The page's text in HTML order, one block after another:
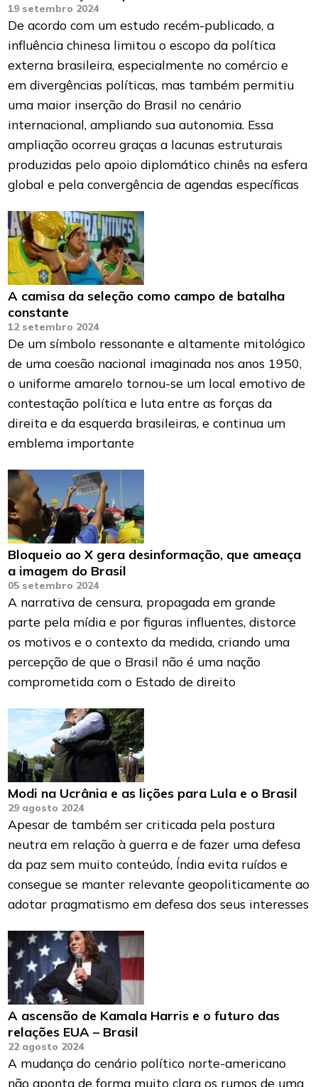
19 setembro 2024
De acordo com um estudo recém-publicado, a
influência chinesa limitou o escopo da política
externa brasileira, especialmente no comércio e
em divergências políticas, mas também permitiu
uma maior inserção do Brasil no cenário
internacional, ampliando sua autonomia. Essa
ampliação ocorreu graças a lacunas estruturais
produzidas pelo apoio diplomático chinês na esfera
global e pela convergência de agendas específicas
A camisa da seleção como campo de batalha
constante
12 setembro 2024
De um símbolo ressonante e altamente mitológico
de uma coesão nacional imaginada nos anos 1950,
o uniforme amarelo tornou-se um local emotivo de
contestação política e luta entre as forças da
direita e da esquerda brasileiras, e continua um
emblema importante
Bloqueio ao X gera desinformação, que ameaça
a imagem do Brasil
05 setembro 2024
A narrativa de censura, propagada em grande
parte pela mídia e por figuras influentes, distorce
os motivos e o contexto da medida, criando uma
percepção de que o Brasil não é uma nação
comprometida com o Estado de direito
Modi na Ucrânia e as lições para Lula e o Brasil
29 agosto 2024
Apesar de também ser criticada pela postura
neutra em relação à guerra e de fazer uma defesa
da paz sem muito conteúdo, Índia evita ruídos e
consegue se manter relevante geopoliticamente ao
adotar pragmatismo em defesa dos seus interesses
A ascensão de Kamala Harris e o futuro das
relações EUA – Brasil
22 agosto 2024
A mudança do cenário político norte-americano
não aponta de forma muito clara os rumos de uma